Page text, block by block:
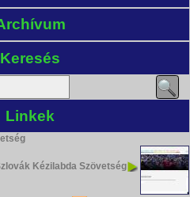
Keresés
Linkek
Kézilabda Szövetség